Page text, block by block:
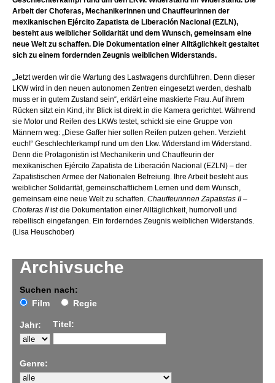
Archivsuche
Suchen nach:
Film
Regie
Jahr: Titel:
Genre:
Arbeit der Choferas, Mechanikerinnen und Chauffeurinnen der
mexikanischen Ejército Zapatista de Liberación Nacional (EZLN),
besteht aus weiblicher Solidarität und dem Wunsch, gemeinsam eine
neue Welt zu schaffen. Die Dokumentation einer Alltäglichkeit gestaltet
sich zu einem fordernden Zeugnis weiblichen Widerstands.
„Jetzt werden wir die Wartung des Lastwagens durchführen. Denn dieser
LKW wird in den neuen autonomen Zentren eingesetzt werden, deshalb
muss er in gutem Zustand sein“, erklärt eine maskierte Frau. Auf ihrem
Rücken sitzt ein Kind, ihr Blick ist direkt in die Kamera gerichtet. Während
sie Motor und Reifen des LKWs testet, schickt sie eine Gruppe von
Männern weg: „Diese Gaffer hier sollen Reifen putzen gehen. Verzieht
euch!“ Geschlechterkampf rund um den Lkw. Widerstand im Widerstand.
Denn die Protagonistin ist Mechanikerin und Chauffeurin der
mexikanischen Ejército Zapatista de Liberación Nacional (EZLN) – der
Zapatistischen Armee der Nationalen Befreiung. Ihre Arbeit besteht aus
weiblicher Solidarität, gemeinschaftlichem Lernen und dem Wunsch,
gemeinsam eine neue Welt zu schaffen. Chauffeurinnen Zapatistas II –
Choferas IIist die Dokumentation einer Alltäglichkeit, humorvoll und
rebellisch eingefangen. Ein forderndes Zeugnis weiblichen Widerstands.
(Lisa Heuschober)